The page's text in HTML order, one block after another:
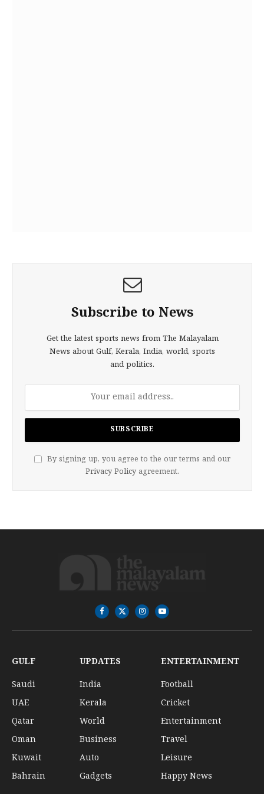
Subscribe to News
Get the latest sports news from The Malayalam
News about Gulf, Kerala, India, world, sports
and politics.
By signing up, you agree to the our terms and our
Privacy Policy agreement.
Facebook
X
(Twitter)
InstagramYouTube
GULF
Saudi
UAE
Qatar
Oman
Kuwait
Bahrain
UPDATES
India
Kerala
World
Business
Auto
Gadgets
ENTERTAINMENT
Football
Cricket
Entertainment
Travel
Leisure
Happy News